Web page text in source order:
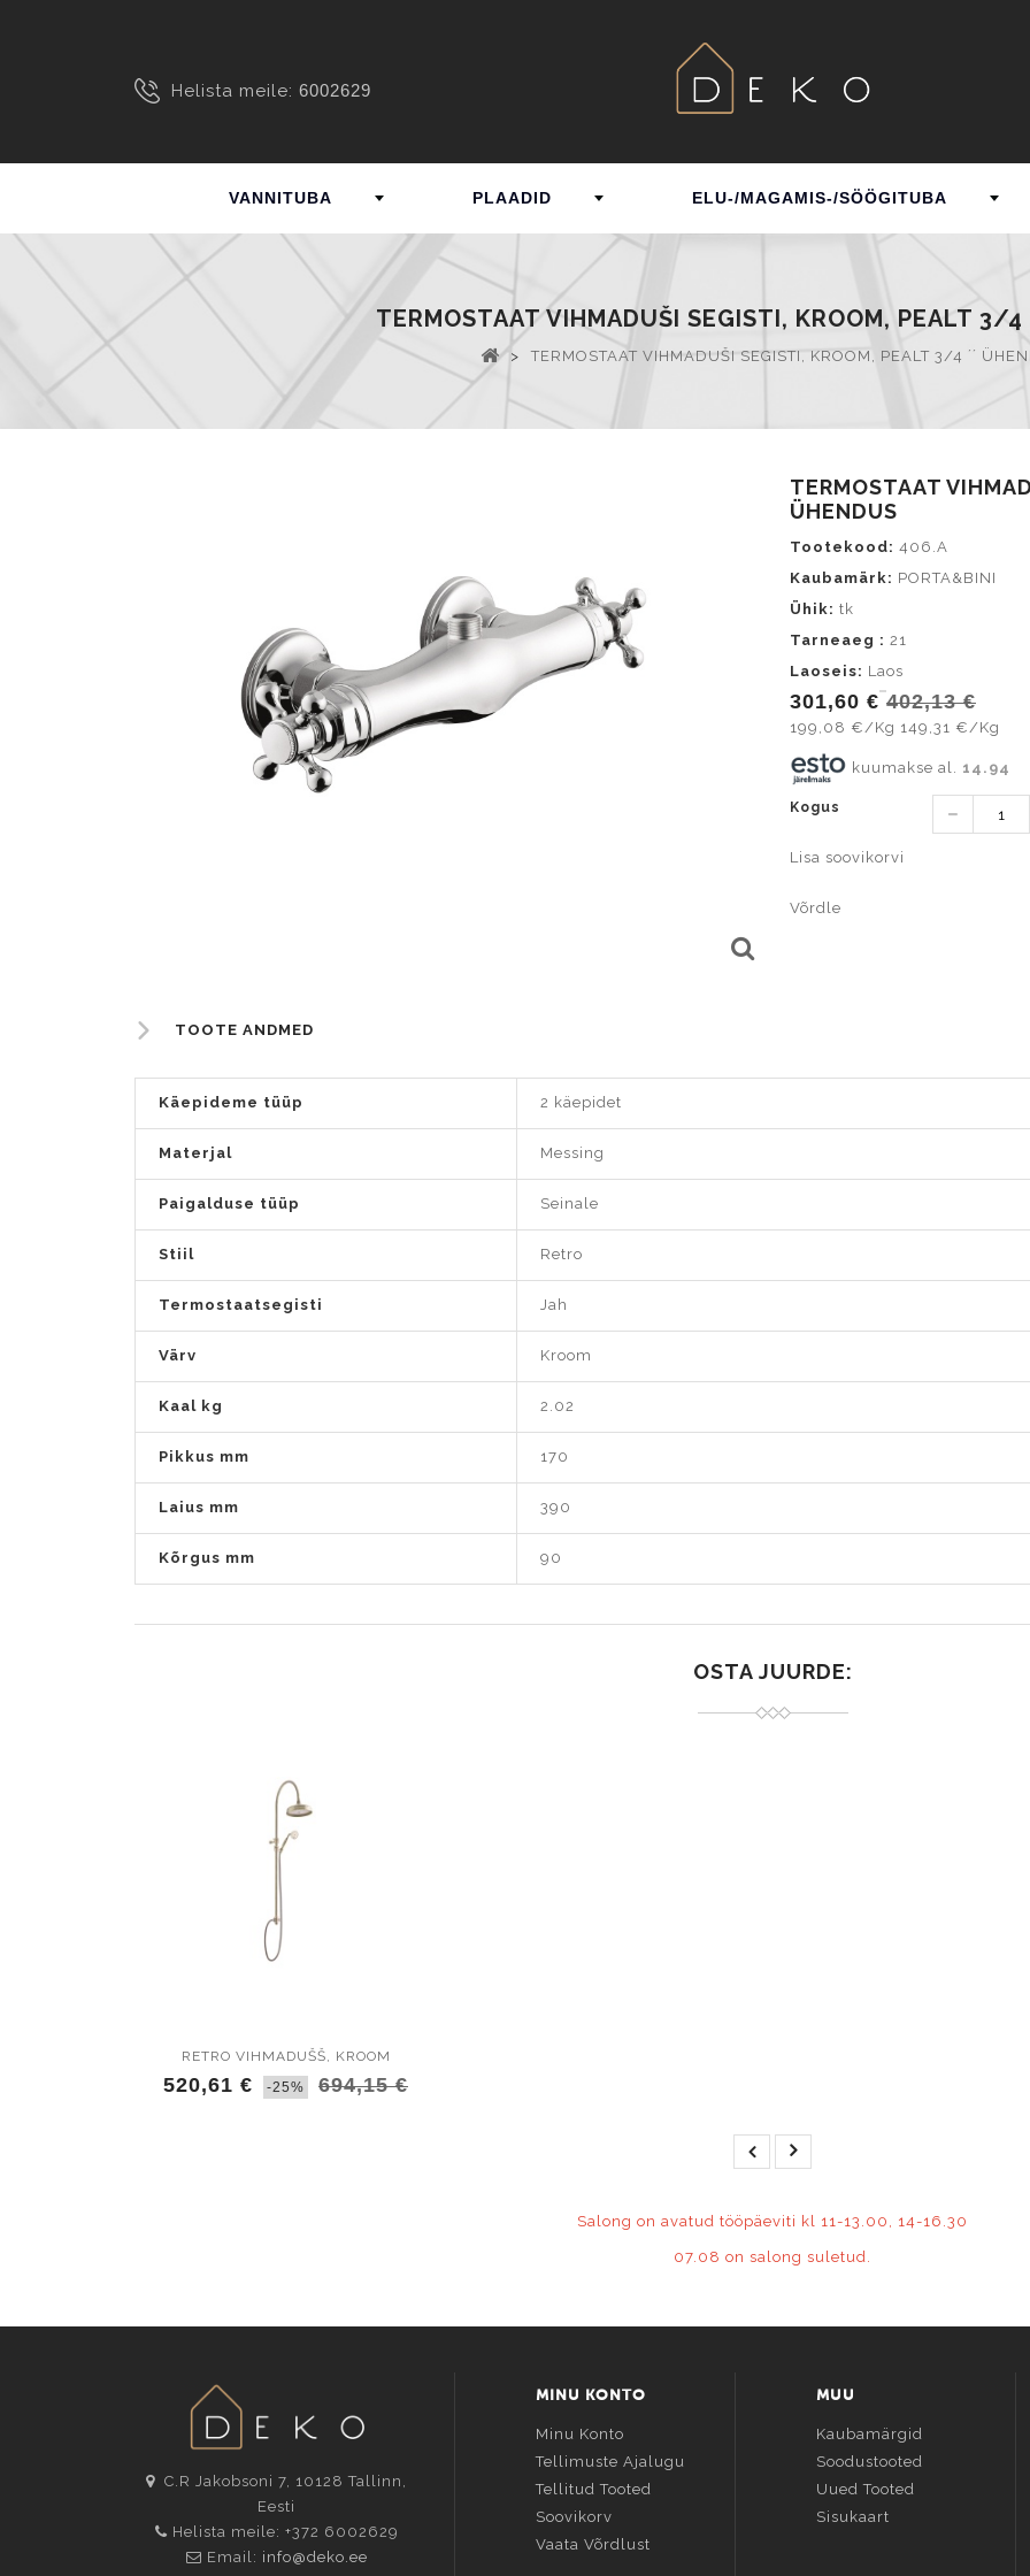
Helista meile: 6002629
VANNITUBA PLAADID ELU-/MAGAMIS-/SÖÖGITUBA
TERMOSTAAT VIHMADUŠI SEGISTI, KROOM, PEALT 3/4
> TERMOSTAAT VIHMADUŠI SEGISTI, KROOM, PEALT 3/4 ´´
TERMOSTAAT
ÜHENDUS
Tootekood: 406.A
Kaubamärk: PORTA&BINI
Ühik: tk
Tarneaeg : 21
Laoseis: Laos
301,60 € 402,13 €
199,08 €/Kg 149,31 €/Kg
kuumakse al. 14.94
Kogus
Lisa soovikorvi
Võrdle
TOOTE ANDMED
Käepideme tüüp 2 käepidet
Materjal Messing
Paigalduse tüüp Seinale
Stiil Retro
Termostaatsegisti Jah
Värv Kroom
Kaal kg 2.02
Pikkus mm 170
Laius mm 390
Kõrgus mm 90
OSTA JUURDE:
RETRO VIHMADUŠŠ, KROOM
520,61 € -25% 694,15 €
Salong on avatud tööpäeviti kl 11-13.00, 14-16.30
07.08 on salong suletud.
C.R Jakobsoni 7, 10128 Tallinn
Eesti
Helista meile: +372 6002629
Email: info@deko.ee
MINU KONTO
Minu Konto
Tellimuste Ajalugu
Tellitud Tooted
Soovikorv
Vaata Võrdlust
MUU
Kaubamärgid
Soodustooted
Uued Tooted
Sisukaart